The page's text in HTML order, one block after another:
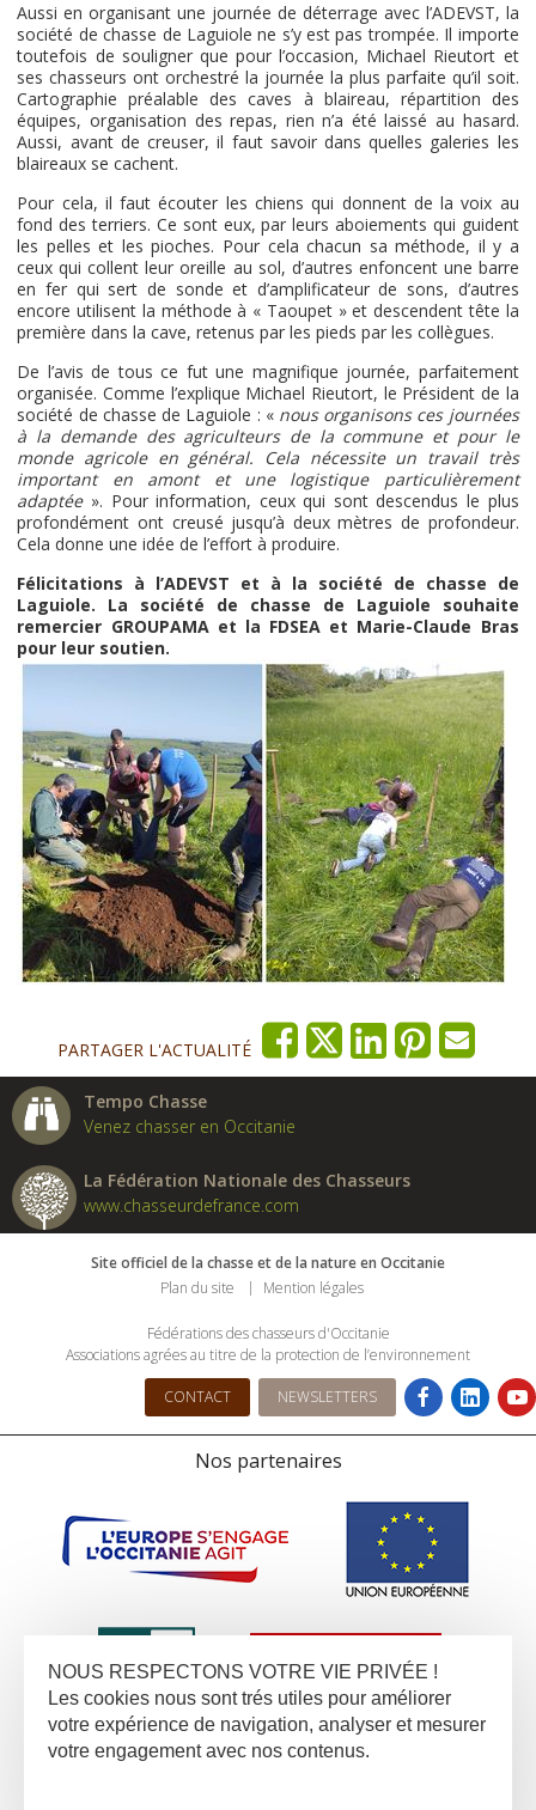
Aussi en organisant une journée de déterrage avec l’ADEVST, la
société de chasse de Laguiole ne s’y est pas trompée. Il importe
toutefois de souligner que pour l’occasion, Michael Rieutort et
ses chasseurs ont orchestré la journée la plus parfaite qu’il soit.
Cartographie préalable des caves à blaireau, répartition des
équipes, organisation des repas, rien n’a été laissé au hasard.
Aussi, avant de creuser, il faut savoir dans quelles galeries les
blaireaux se cachent.
Pour cela, il faut écouter les chiens qui donnent de la voix au
fond des terriers. Ce sont eux, par leurs aboiements qui guident
les pelles et les pioches. Pour cela chacun sa méthode, il y a
ceux qui collent leur oreille au sol, d’autres enfoncent une barre
en fer qui sert de sonde et d’amplificateur de sons, d’autres
encore utilisent la méthode à « Taoupet » et descendent tête la
première dans la cave, retenus par les pieds par les collègues.
De l’avis de tous ce fut une magnifique journée, parfaitement
organisée. Comme l’explique Michael Rieutort, le Président de la
société de chasse de Laguiole : « nous organisons ces journées
à la demande des agriculteurs de la commune et pour le
monde agricole en général. Cela nécessite un travail très
important en amont et une logistique particulièrement
adaptée». Pour information, ceux qui sont descendus le plus
profondément ont creusé jusqu’à deux mètres de profondeur.
Cela donne une idée de l’effort à produire.
Félicitations à l’ADEVST et à la société de chasse de
Laguiole. La société de chasse de Laguiole souhaite
remercier GROUPAMA et la FDSEA et Marie-Claude Bras
pour leur soutien.
PARTAGER L'ACTUALITÉ
Tempo Chasse
Venez chasser en Occitanie
La Fédération Nationale des Chasseurs
www.chasseurdefrance.com
Site officiel de la chasse et de la nature en Occitanie
Plan du site
Mention légales
Fédérations des chasseurs d'Occitanie
Associations agrées au titre de la protection de l’environnement
CONTACT NEWSLETTERS
Nos partenaires
NOUS RESPECTONS VOTRE VIE PRIVÉE !
Les cookies nous sont trés utiles pour améliorer
votre expérience de navigation, analyser et mesurer
votre engagement avec nos contenus.